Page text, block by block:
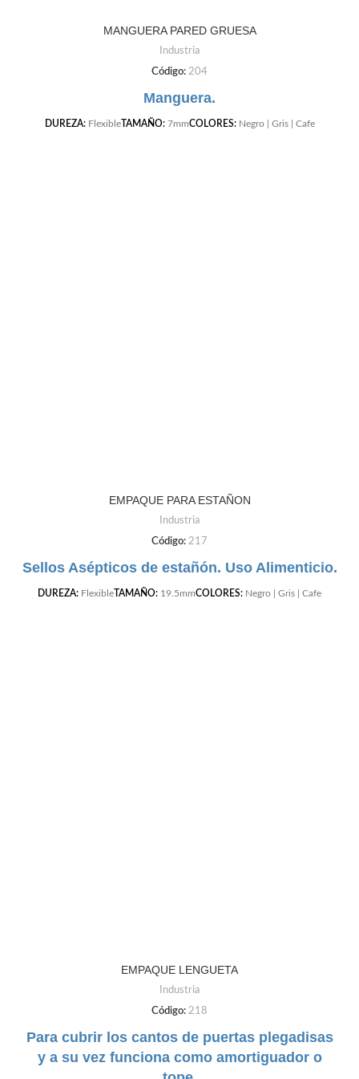
MANGUERA PARED GRUESA
Industria
Código: 204
Manguera.
DUREZA: FlexibleTAMAÑO: 7mmCOLORES: Negro | Gris | Cafe
EMPAQUE PARA ESTAÑON
Industria
Código: 217
Sellos Asépticos de estañón. Uso Alimenticio.
DUREZA: FlexibleTAMAÑO: 19.5mmCOLORES: Negro | Gris | Cafe
EMPAQUE LENGUETA
Industria
Código: 218
Para cubrir los cantos de puertas plegadisas
y a su vez funciona como amortiguador o